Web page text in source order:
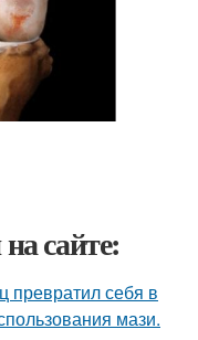
сайте:
превратил себя в
мази.